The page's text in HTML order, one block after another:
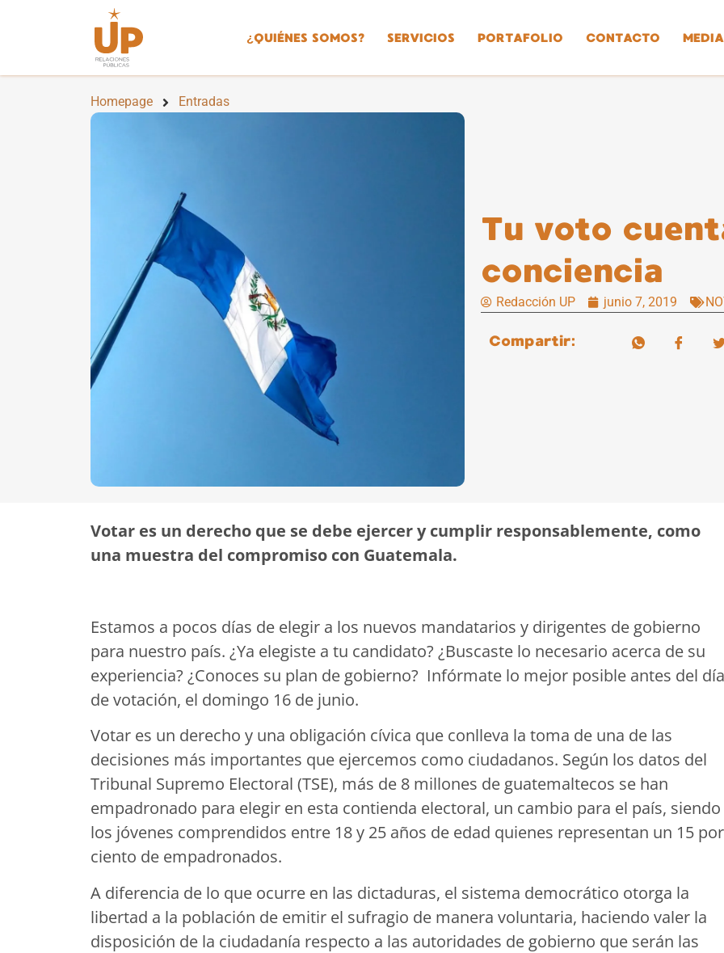
¿QUIÉNES SOMOS? SERVICIOS PORTAFOLIO CONTACTO MEDIA
Homepage Entradas
Tu voto
conciencia
Redacción UP junio 7, 2019
Compartir:
Votar es un derecho que se debe ejercer y cumplir responsablemente, como
una muestra del compromiso con Guatemala.
Estamos a pocos días de elegir a los nuevos mandatarios y dirigentes de gobierno
para nuestro país. ¿Ya elegiste a tu candidato? ¿Buscaste lo necesario acerca de su
experiencia? ¿Conoces su plan de gobierno? Infórmate lo mejor posible antes del día
de votación, el domingo 16 de junio.
Votar es un derecho y una obligación cívica que conlleva la toma de una de las
decisiones más importantes que ejercemos como ciudadanos. Según los datos del
Tribunal Supremo Electoral (TSE), más de 8 millones de guatemaltecos se han
empadronado para elegir en esta contienda electoral, un cambio para el país, siendo
los jóvenes comprendidos entre 18 y 25 años de edad quienes representan un 15 por
ciento de empadronados.
A diferencia de lo que ocurre en las dictaduras, el sistema democrático otorga la
libertad a la población de emitir el sufragio de manera voluntaria, haciendo valer la
disposición de la ciudadanía respecto a las autoridades de gobierno que serán las